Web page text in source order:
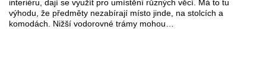
interiéru, dají se využít pro umístění různých věcí. Má to tu
výhodu, že předměty nezabírají místo jinde, na stolcích a
komodách. Nižší vodorovné trámy mohou…